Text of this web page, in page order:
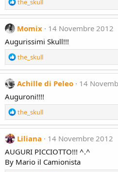
e
a
c
i
o
n
s
:
the_skull
Momix
14 Novembre 2012
Augurissimi Skull!!!
R
e
a
c
i
o
n
s
:
the_skull
Achille di Peleo
14
Auguroni!!!!
R
e
a
c
i
o
the_skull
Liliana
14 Novembre 2012
AUGURI PICCIOTTO!!! ^.^
By Mario il Camionista